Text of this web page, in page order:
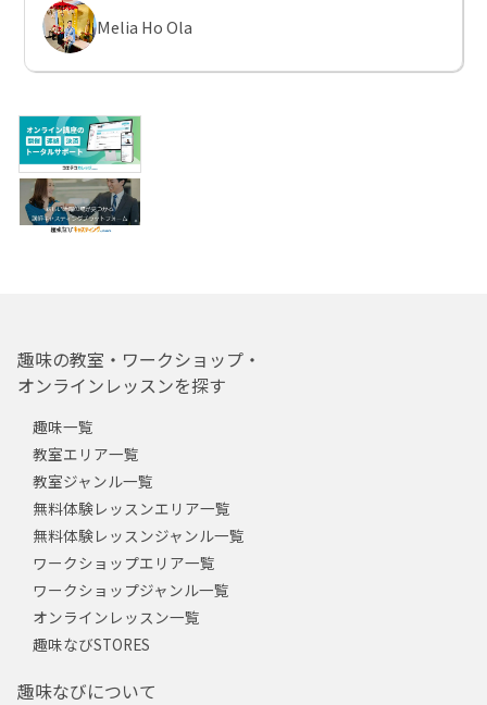
Melia Ho Ola
趣味の教室・ワークショップ・
オンラインレッスンを探す
趣味一覧
教室エリア一覧
教室ジャンル一覧
無料体験レッスンエリア一覧
無料体験レッスンジャンル一覧
ワークショップエリア一覧
ワークショップジャンル一覧
オンラインレッスン一覧
趣味なびSTORES
趣味なびについて